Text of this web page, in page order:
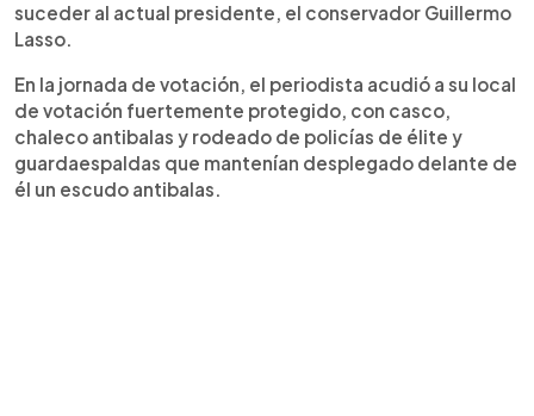
suceder al actual presidente, el conservador Guillermo
Lasso.
En la jornada de votación, el periodista acudió a su local
de votación fuertemente protegido, con casco,
chaleco antibalas y rodeado de policías de élite y
guardaespaldas que mantenían desplegado delante de
él un escudo antibalas.